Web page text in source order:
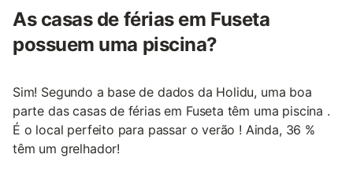
As casas de férias em Fuseta
possuem uma piscina?
Sim! Segundo a base de dados da Holidu, uma boa
parte das casas de férias em Fuseta têm uma piscina .
É o local perfeito para passar o verão ! Ainda, 36 %
têm um grelhador!